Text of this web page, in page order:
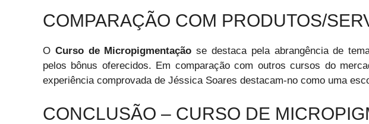
COMPARAÇÃO COM PRODUTOS/
O Curso de Micropigmentação se destaca pela abrangência de
pelos bônus oferecidos. Em comparação com outros cursos do
experiência comprovada de Jéssica Soares destacam-no como uma
CONCLUSÃO – CURSO DE